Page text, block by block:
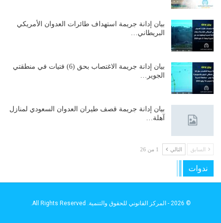
بيان إدانة جريمة استهداف طائرات العدوان الأمريكي
البريطاني…
بيان إدانة جريمة الاغتصاب بحق (6) فتيات في منطقتي
الجوير…
بيان إدانة جريمة قصف طيران العدوان السعودي لمنازل
آهلة…
السابق التالي 1 من 26
ندوات
© 2026 - المركز القانوني للحقوق والتنمية. All Rights Reserved.